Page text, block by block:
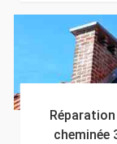
cheminée